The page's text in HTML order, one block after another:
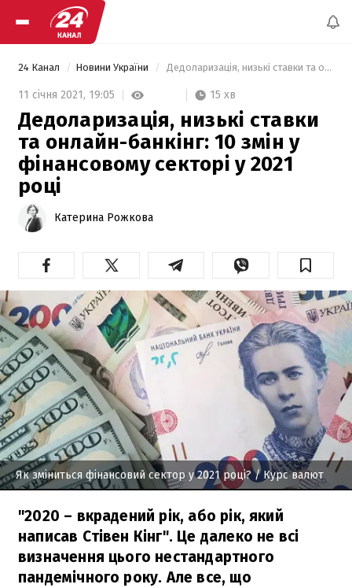
24 Канал Новини України Дедоларизація, низькі ставки та онлайн-банкінг: 10 змін у фінансовому секторі у 2021 році
11 січня 2021, 19:05 15 хв
Дедоларизація, низькі ставки
та онлайн-банкінг: 10 змін у
фінансовому секторі у 2021
році
Катерина Рожкова
Як зміниться фінансовий сектор у 2021 році?/ Курс валют
"2020 – вкрадений рік, або рік, який
написав Стівен Кінг". Це далеко не всі
визначення цього нестандартного
пандемічного року. Але все, що